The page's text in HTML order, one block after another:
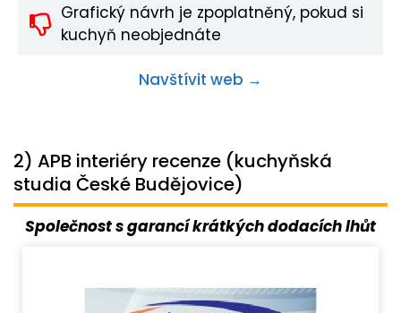
Grafický návrh je zpoplatněný, pokud si
kuchyň neobjednáte
Navštívit web →
2) APB interiéry recenze (kuchyňská
studia České Budějovice)
Společnost s garancí krátkých dodacích lhůt